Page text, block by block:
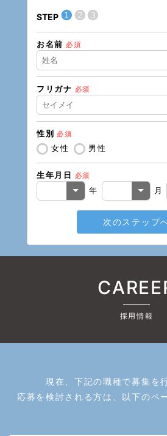
STEP ❶❷❸
お名前 必須
フリガナ 必須
性別 必須
女性 男性
生年月日 必須
年 月
次のステップ
採用情報
現在、下記の職種で募集を
応募を検討される方は、以下のペ